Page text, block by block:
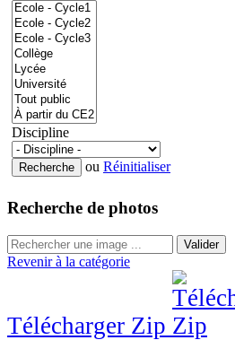
Discipline
ou Réinitialiser
Recherche de photos
Valider
Revenir à la catégorie
Télécharger Zip